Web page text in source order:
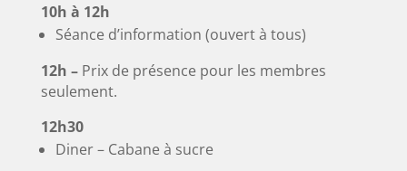
10h à 12h
Séance d’information (ouvert à tous)
12h – Prix de présence pour les membres
seulement.
12h30
Diner – Cabane à sucre